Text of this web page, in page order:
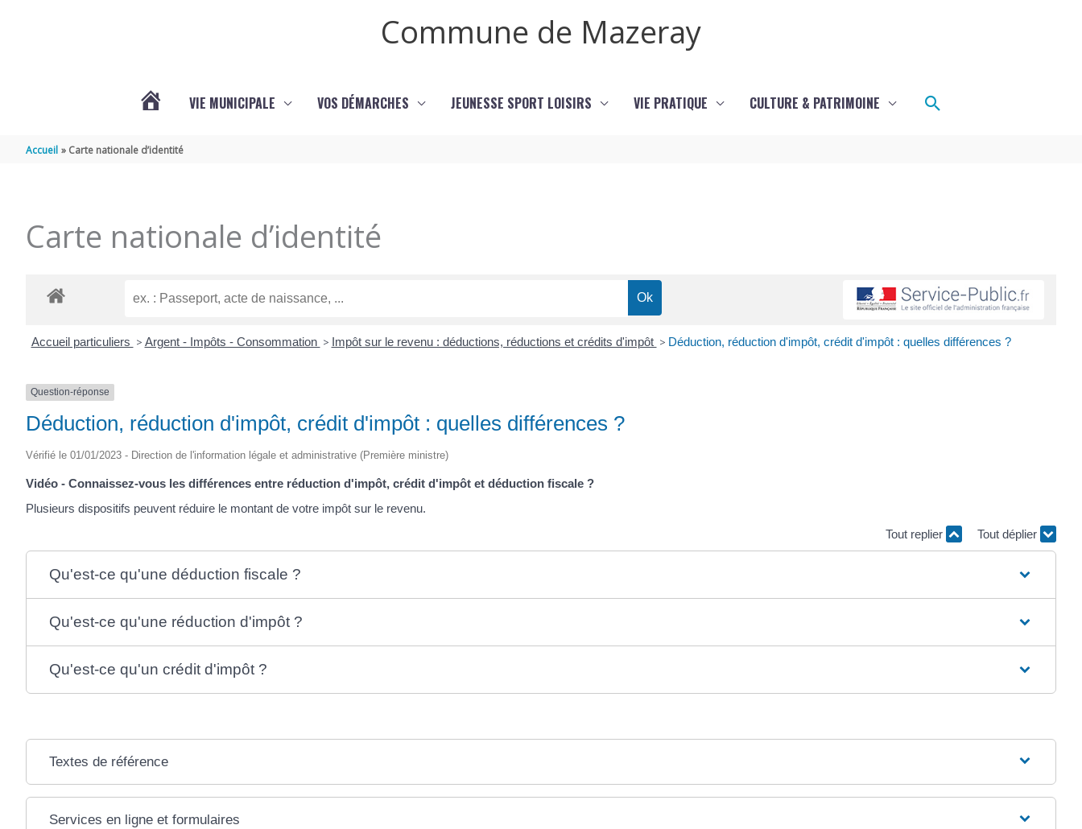
Commune de Mazeray
MAZERAY
VIE MUNICIPALE VOS DÉMARCHES JEUNESSE SPORT LOISIRS VIE PRATIQUE CULTURE & PATRIMOINE Rechercher
Accueil Carte nationale d’identité
Carte nationale d’identité
Accueil particuliers > Argent - Impôts - Consommation > Impôt sur le revenu : déductions, réductions et crédits d'impôt > Déduction, réduction d'impôt, crédit d'impôt : quelles différences ?
Question-réponse
Déduction, réduction d'impôt, crédit d'impôt : quelles différences ?
Vérifié le 01/01/2023 - Direction de l'information légale et administrative (Première ministre)
Vidéo - Connaissez-vous les différences entre réduction d'impôt, crédit d'impôt et déduction fiscale ?
Plusieurs dispositifs peuvent réduire le montant de votre impôt sur le revenu.
Tout replier
Tout déplier
Qu'est-ce qu'une déduction fiscale ?
Qu'est-ce qu'une réduction d'impôt ?
Qu'est-ce qu'un crédit d'impôt ?
Textes de référence
Services en ligne et formulaires